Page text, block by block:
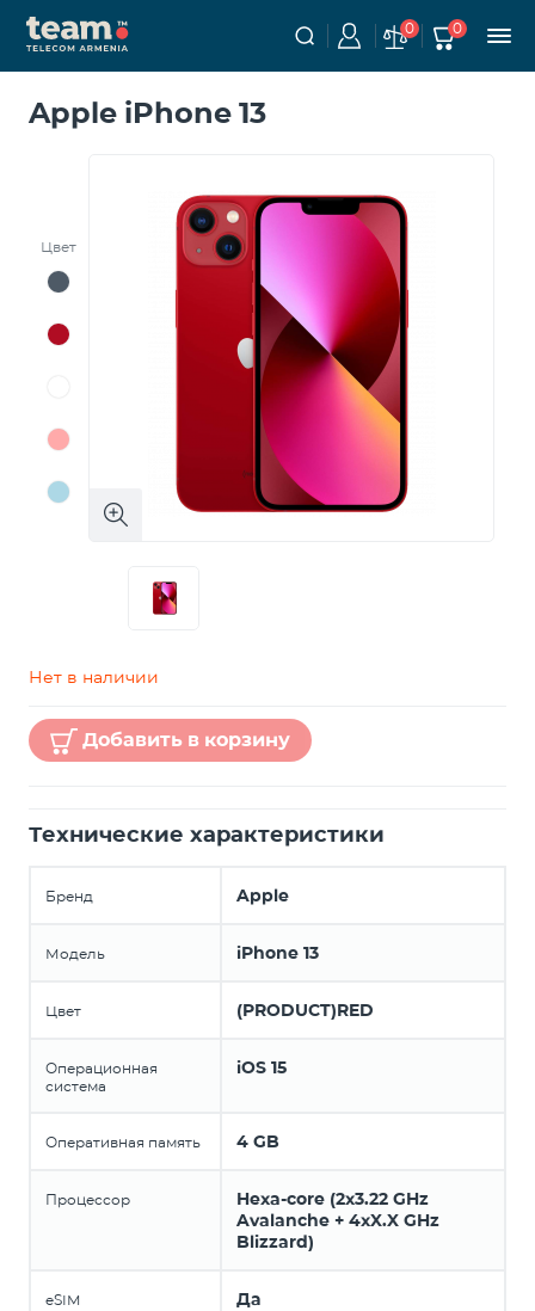
0 0
Apple iPhone 13
Цвет
Нет в наличии
Добавить в корзину
Технические характеристики
Бренд Apple
Модель iPhone 13
Цвет (PRODUCT)RED
Операционная
система
iOS 15
Оперативная память 4 GB
Процессор
Hexa-core (2x3.22 GHz
Avalanche + 4xX.X GHz
Blizzard)
eSIM Да